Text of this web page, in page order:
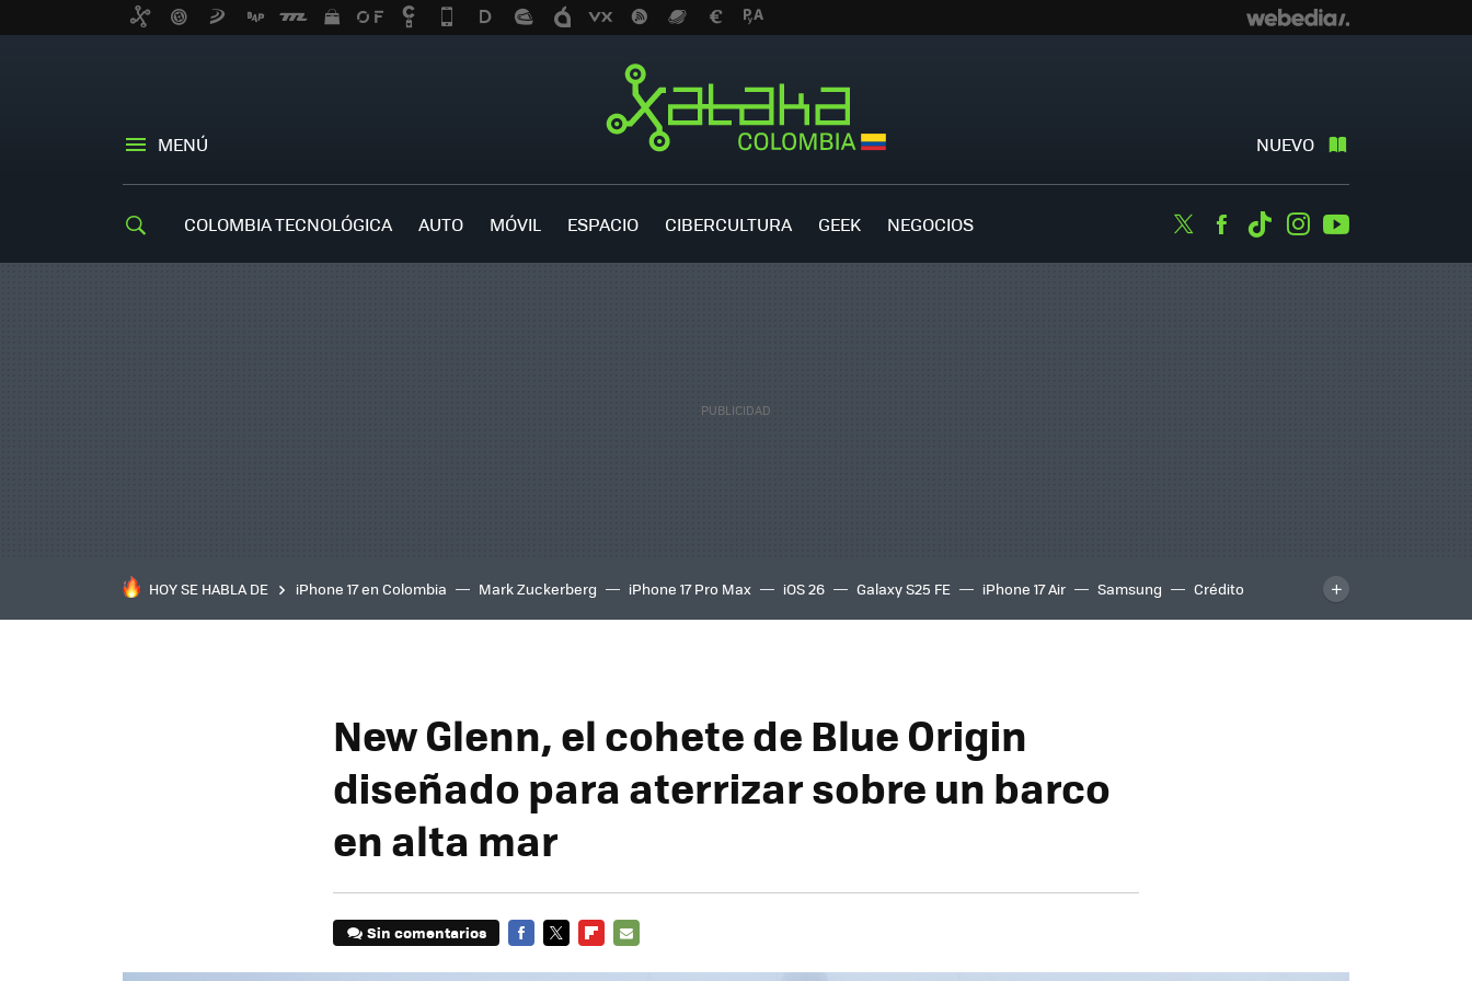
MENÚ NUEVO
COLOMBIA TECNOLÓGICA AUTO MÓVIL ESPACIO CIBERCULTURA GEEK NEGOCIOS TwitterFacebook
TiktokInstagram
HOY SE HABLA DE iPhone 17 en Colombia Mark Zuckerberg iPhone 17 Pro Max iOS 26 Galaxy S25 FE iPhone 17 Air Samsung
Crédito
inteligente
IA TCL C8K
New Glenn, el cohete de Blue Origin
diseñado para aterrizar sobre un barco
en alta mar
Sin comentarios